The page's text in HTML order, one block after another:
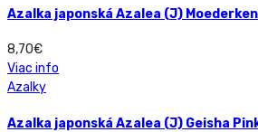
Azalka japonská Azalea (J)
8,70€
Viac info
Azalky
Azalka japonská Azalea (J) Geisha